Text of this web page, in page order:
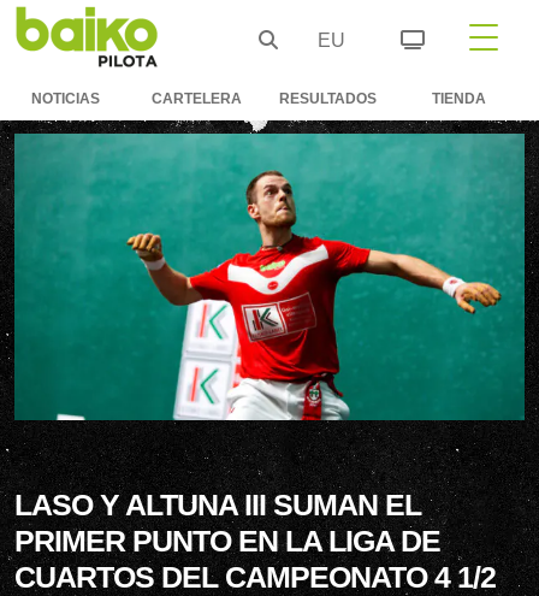
EU
NOTICIAS CARTELERA RESULTADOS TIENDA
LASO Y ALTUNA III SUMAN EL
PRIMER PUNTO EN LA LIGA DE
CUARTOS DEL CAMPEONATO 4 1/2